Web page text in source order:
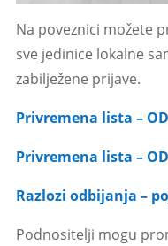
Na poveznici možete
sve jedinice lokalne
zabilježene prijave.
Privremena lista –
Privremena lista –
Razlozi odbijanja –
Podnositelji mogu